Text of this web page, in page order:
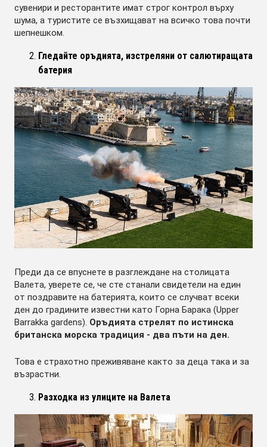
сувенири и ресторантите имат строг контрол върху
шума, а туристите се възхищават на всичко това почти
шепнешком.
Гледайте оръдията, изстреляни от салютиращата
батерия
Преди да се впуснете в разглеждане на столицата
Валета, уверете се, че сте станали свидетели на един
от поздравите на батерията, които се случват всеки
ден до градините известни като Горна Барака (Upper
Barrakka gardens). Оръдията стрелят по истинска
британска морска традиция - два пъти на ден.
Това е страхотно преживяване както за деца така и за
възрастни.
Разходка из улиците на Валета